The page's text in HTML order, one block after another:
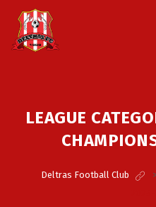
LEAGUE
Deltras Football Club >